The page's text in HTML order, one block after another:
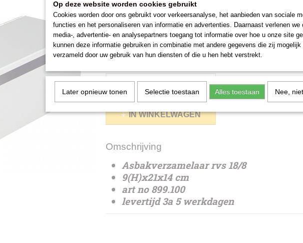
899.100
€ 22,25 (exclusief btw 21%)
IN WINKELWAGEN
Omschrijving
Asbakverzamelaar rvs 18/8
9(H)x21x14 cm
art no 899.100
levertijd 3a 5 werkdagen
Op deze website worden cookies gebruikt
Cookies worden door ons gebruikt voor verkeersanalyse, het aanbieden van sociale
functies en het personaliseren van informatie en advertenties. Daarnaast verlenen we
media-, advertentie- en analysepartners toegang tot informatie over hoe u onze site
kunnen deze informatie gebruiken in combinatie met andere gegevens die zij mogelijk
verzameld door uw gebruik van hun diensten of die u hen hebt verstrekt.
Later opnieuw tonen Selectie toestaan Alles toestaan Nee,